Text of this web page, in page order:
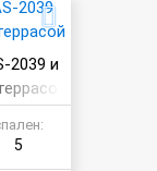
2039 и
5